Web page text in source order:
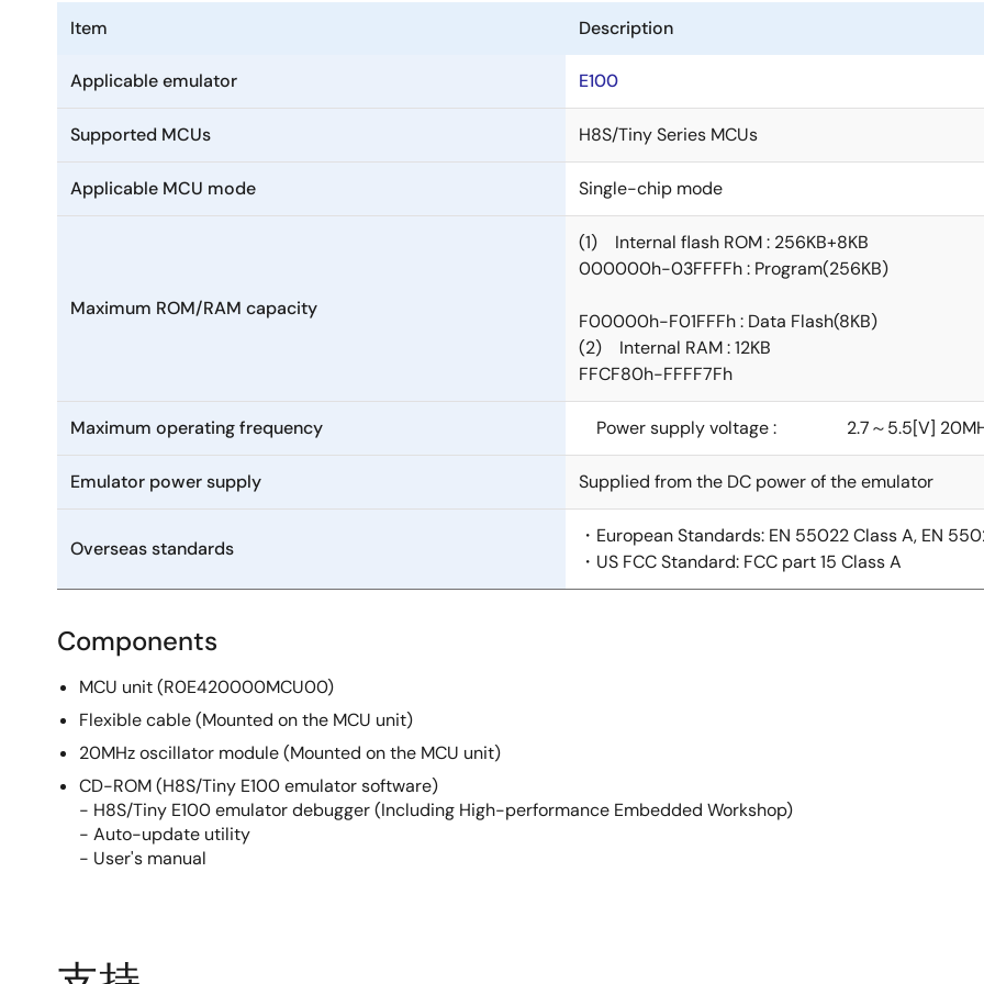
Item Description
Applicable emulator E100
Supported MCUs H8S/Tiny Series MCUs
Applicable MCU mode Single-chip mode
Maximum ROM/RAM capacity
(1) Internal flash ROM : 256KB+8KB
000000h-03FFFFh : Program(256KB)
F00000h-F01FFFh : Data Flash(8KB)
(2) Internal RAM : 12KB
FFCF80h-FFFF7Fh
Maximum operating frequency Power supply voltage : 2.7～5.5[V]
Emulator power supply Supplied from the DC power of the emulator
Overseas standards
・European Standards: EN 55022 Class A, EN
・US FCC Standard: FCC part 15 Class A
Components
MCU unit (R0E420000MCU00)
Flexible cable (Mounted on the MCU unit)
20MHz oscillator module (Mounted on the MCU unit)
CD-ROM (H8S/Tiny E100 emulator software)
- H8S/Tiny E100 emulator debugger (Including High-performance Embedded Workshop)
- Auto-update utility
- User's manual